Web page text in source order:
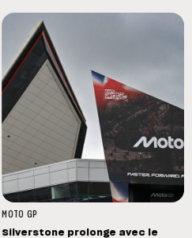
MOTO GP
Silverstone prolonge avec le